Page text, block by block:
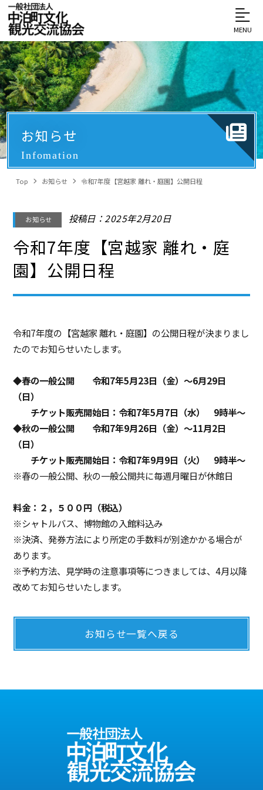
MENU
お知らせ
Infomation
Top お知らせ 令和7年度【宮越家 離れ・庭園】公開日程
お知らせ 投稿日：2025年2月20日
令和7年度【宮越家 離れ・庭
園】公開日程
令和7年度の【宮越家 離れ・庭園】の公開日程が決まりまし
たのでお知らせいたします。
◆春の一般公開 令和7年5月23日（金）～6月29日
（日）
チケット販売開始日：令和7年5月7日（水） 9時半～
◆秋の一般公開 令和7年9月26日（金）～11月2日
（日）
チケット販売開始日：令和7年9月9日（火） 9時半～
※春の一般公開、秋の一般公開共に毎週月曜日が休館日
料金：２，５００円（税込）
※シャトルバス、博物館の入館料込み
※決済、発券方法により所定の手数料が別途かかる場合が
あります。
※予約方法、見学時の注意事項等につきましては、4月以降
改めてお知らせいたします。
お知らせ一覧へ戻る